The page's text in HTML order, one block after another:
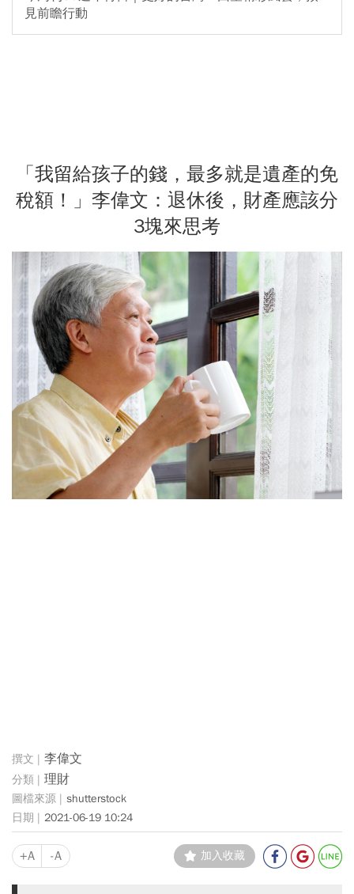
見前瞻行動
「我留給孩子的錢，最多就是遺產的免
稅額！」李偉文：退休後，財產應該分
3塊來思考
李偉文
理財
shutterstock
2021-06-19 10:24
+A -A 加入收藏